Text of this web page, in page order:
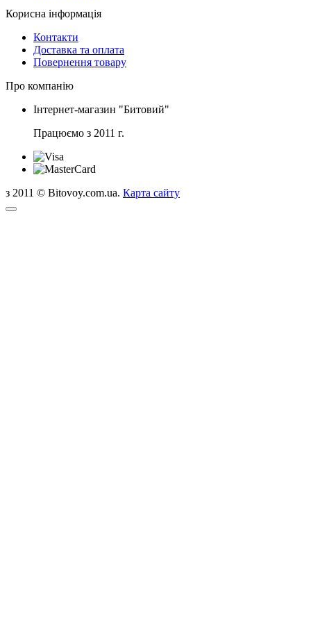
Корисна інформація
Контакти
Доставка та оплата
Повернення товару
Про компанію
Інтернет-магазин "Битовий"
Працюємо з 2011 г.
з 2011 © Bitovoy.com.ua. Карта сайту